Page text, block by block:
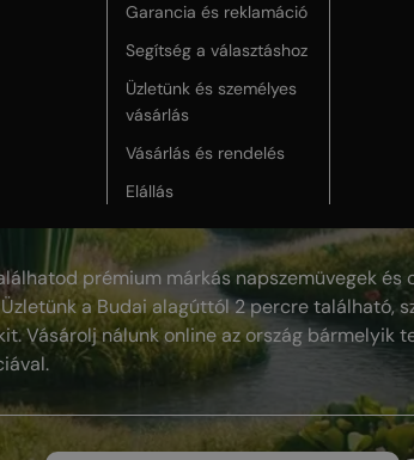
Garancia és reklamáció
Segítség a választáshoz
Üzletünk és személyes
vásárlás
Vásárlás és rendelés
Elállás
prémium márkás napszemüvegek és
a Budai alagúttól 2 percre található,
Vásárolj nálunk online az ország bármelyik